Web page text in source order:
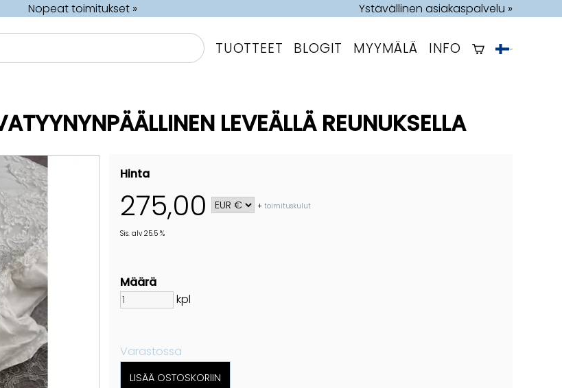
Nopeat toimitukset » Ystävällinen asiakaspalvelu »
TUOTTEET BLOGIT MYYMÄLÄ INFO
LEVEÄLLÄ REUNUKSELLA
Hinta
275,00 +toimituskulut
Sis. alv 25.5 %
Määrä
kpl
Varastossa